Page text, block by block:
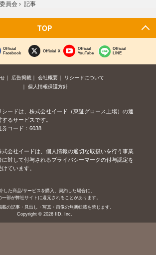
員会 › 記事
TOP
Official
Facebook
Official X
Official
YouTube
Official
LINE
広告掲載 会社概要
リシードについて
個人情報保護方針
シードは、株式会社イード（東証グロース上場）の運
するサービスです。
券コード：6038
式会社イードは、個人情報の適切な取扱いを行う事業
に対して付与されるプライバシーマークの付与認定を
けています。
した商品/サービスを購入、契約した場合に、
一部が弊社サイトに還元されることがあります。
載の記事・見出し・写真・画像の無断転載を禁じます。
Copyright © 2026 IID, Inc.